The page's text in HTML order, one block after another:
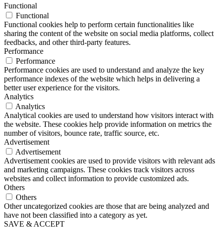
Functional
Functional
Functional cookies help to perform certain functionalities like
sharing the content of the website on social media platforms, collect
feedbacks, and other third-party features.
Performance
Performance
Performance cookies are used to understand and analyze the key
performance indexes of the website which helps in delivering a
better user experience for the visitors.
Analytics
Analytics
Analytical cookies are used to understand how visitors interact with
the website. These cookies help provide information on metrics the
number of visitors, bounce rate, traffic source, etc.
Advertisement
Advertisement
Advertisement cookies are used to provide visitors with relevant ads
and marketing campaigns. These cookies track visitors across
websites and collect information to provide customized ads.
Others
Others
Other uncategorized cookies are those that are being analyzed and
have not been classified into a category as yet.
SAVE & ACCEPT